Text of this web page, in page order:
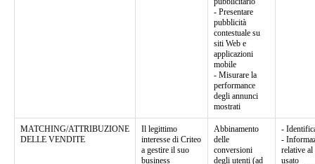
- Presentare
pubblicità
contestuale su
siti Web e
applicazioni
mobile
- Misurare la
performance
degli annunci
mostrati
MATCHING/ATTRIBUZIONE
DELLE VENDITE
Il legittimo
interesse di Criteo
a gestire il suo
business
Abbinamento
delle
conversioni
degli utenti (ad
-
-
relative
usato